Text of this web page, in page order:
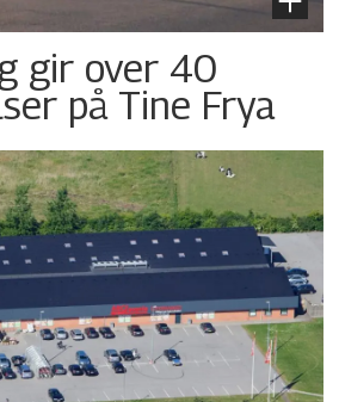
gir over 40
på Tine Frya